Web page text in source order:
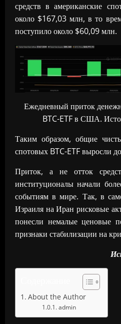
средств в американские
около $167,03 млн, в то
поступило около $60,09 млн.
Ежедневный приток
BTC-ETF в США.
Таким образом, общие
спотовых BTC-ETF выросли
Приток, а не отток
институционалы начали
событиям в мире. Так, в
Израиля на Иран рисковые
понесли немалые ценовые
признаки стабилизации на
About the Author
admin